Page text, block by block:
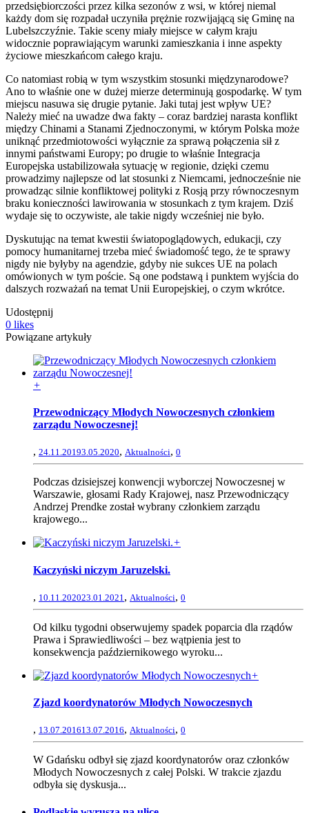
przedsiębiorczości przez kilka sezonów z wsi, w której niemal
każdy dom się rozpadał uczyniła prężnie rozwijającą się Gminę na
Lubelszczyźnie. Takie sceny miały miejsce w całym kraju
widocznie poprawiającym warunki zamieszkania i inne aspekty
życiowe mieszkańcom całego kraju.
Co natomiast robią w tym wszystkim stosunki międzynarodowe?
Ano to właśnie one w dużej mierze determinują gospodarkę. W tym
miejscu nasuwa się drugie pytanie. Jaki tutaj jest wpływ UE?
Należy mieć na uwadze dwa fakty – coraz bardziej narasta konflikt
między Chinami a Stanami Zjednoczonymi, w którym Polska może
uniknąć przedmiotowości wyłącznie za sprawą połączenia sił z
innymi państwami Europy; po drugie to właśnie Integracja
Europejska ustabilizowała sytuację w regionie, dzięki czemu
prowadzimy najlepsze od lat stosunki z Niemcami, jednocześnie nie
prowadząc silnie konfliktowej polityki z Rosją przy równoczesnym
braku konieczności lawirowania w stosunkach z tym krajem. Dziś
wydaje się to oczywiste, ale takie nigdy wcześniej nie było.
Dyskutując na temat kwestii światopoglądowych, edukacji, czy
pomocy humanitarnej trzeba mieć świadomość tego, że te sprawy
nigdy nie byłyby na agendzie, gdyby nie sukces UE na polach
omówionych w tym poście. Są one podstawą i punktem wyjścia do
dalszych rozważań na temat Unii Europejskiej, o czym wkrótce.
Udostępnij
0 likes
Powiązane artykuły
+
Przewodniczący Młodych Nowoczesnych członkiem
zarządu Nowoczesnej!
, 24.11.20193.05.2020, Aktualności, 0
Podczas dzisiejszej konwencji wyborczej Nowoczesnej w
Warszawie, głosami Rady Krajowej, nasz Przewodniczący
Andrzej Prendke został wybrany członkiem zarządu
krajowego...
+
Kaczyński niczym Jaruzelski.
, 10.11.202023.01.2021 , Aktualności, 0
Od kilku tygodni obserwujemy spadek poparcia dla rządów
Prawa i Sprawiedliwości – bez wątpienia jest to
konsekwencja październikowego wyroku...
+
Zjazd koordynatorów Młodych Nowoczesnych
, 13.07.201613.07.2016, Aktualności, 0
W Gdańsku odbył się zjazd koordynatorów oraz członków
Młodych Nowoczesnych z całej Polski. W trakcie zjazdu
odbyła się dyskusja...